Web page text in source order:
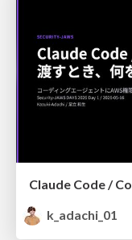
k_adachi_01